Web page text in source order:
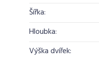
Šířka:
Hloubka:
Výška dvířek: